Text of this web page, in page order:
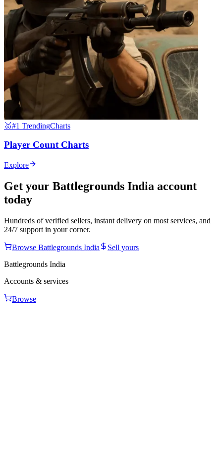
🥇#1 TrendingCharts
Player Count Charts
Explore
Get your Battlegrounds India account
today
Hundreds of verified sellers, instant delivery on most services, and
24/7 support in your corner.
Browse Battlegrounds India
Sell yours
Battlegrounds India
Accounts & services
Browse